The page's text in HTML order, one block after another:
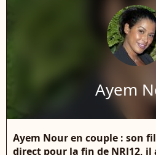
Ayem
Ayem Nour en couple : son
direct pour la fin de NRJ12,